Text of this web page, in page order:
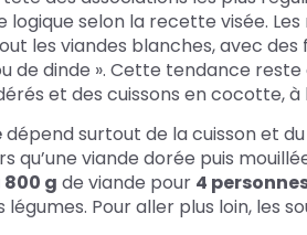
selon la recette visée.
les viandes blanches, avec
de dinde ». Cette tendance
et des cuissons en cocotte, à
dépend surtout de la cuisson et
qu’une viande dorée puis
800 g de viande pour 4
légumes. Pour aller plus loin, les